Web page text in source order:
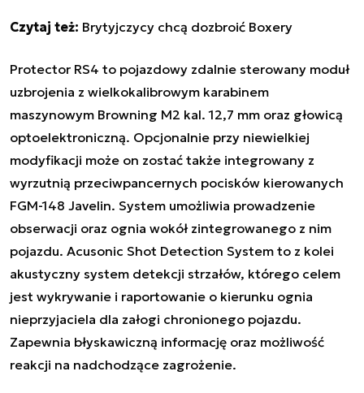
Czytaj też: Brytyjczycy chcą dozbroić Boxery
Protector RS4 to pojazdowy zdalnie sterowany moduł
uzbrojenia z wielkokalibrowym karabinem
maszynowym Browning M2 kal. 12,7 mm oraz głowicą
optoelektroniczną. Opcjonalnie przy niewielkiej
modyfikacji może on zostać także integrowany z
wyrzutnią przeciwpancernych pocisków kierowanych
FGM-148 Javelin. System umożliwia prowadzenie
obserwacji oraz ognia wokół zintegrowanego z nim
pojazdu. Acusonic Shot Detection System to z kolei
akustyczny system detekcji strzałów, którego celem
jest wykrywanie i raportowanie o kierunku ognia
nieprzyjaciela dla załogi chronionego pojazdu.
Zapewnia błyskawiczną informację oraz możliwość
reakcji na nadchodzące zagrożenie.